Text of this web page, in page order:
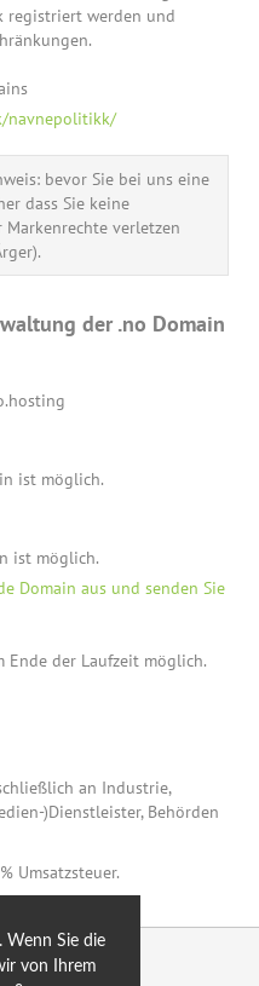
Wenn Sie die
von Ihrem
registriert werden und
navnepolitikk/
bevor Sie bei uns eine
dass Sie keine
Markenrechte verletzen
der .no Domain
ist möglich.
ist möglich.
Domain aus und senden Sie
der Laufzeit möglich.
an Industrie,
)Dienstleister, Behörden
Umsatzsteuer.